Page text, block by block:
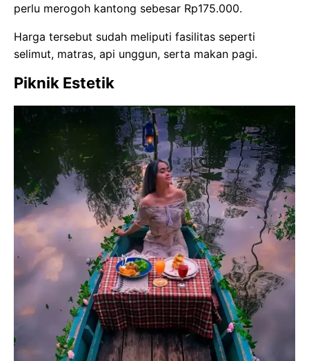
perlu merogoh kantong sebesar Rp175.000.
Harga tersebut sudah meliputi fasilitas seperti
selimut, matras, api unggun, serta makan pagi.
Piknik Estetik